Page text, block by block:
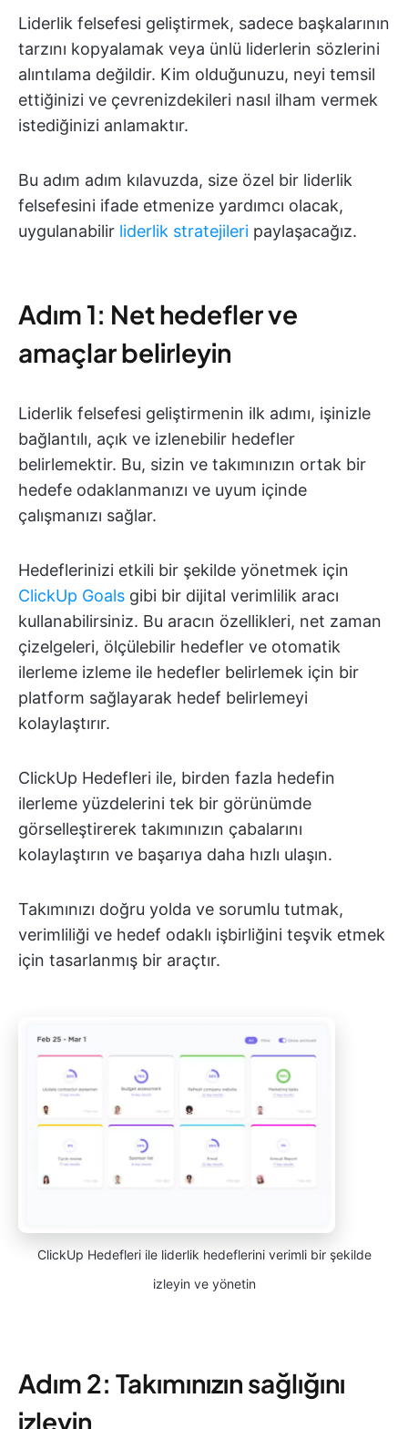
Liderlik felsefesi geliştirmek, sadece başkalarının
tarzını kopyalamak veya ünlü liderlerin sözlerini
alıntılama değildir. Kim olduğunuzu, neyi temsil
ettiğinizi ve çevrenizdekileri nasıl ilham vermek
istediğinizi anlamaktır.
Bu adım adım kılavuzda, size özel bir liderlik
felsefesini ifade etmenize yardımcı olacak,
uygulanabilir liderlik stratejileri paylaşacağız.
Adım 1: Net hedefler ve
amaçlar belirleyin
Liderlik felsefesi geliştirmenin ilk adımı, işinizle
bağlantılı, açık ve izlenebilir hedefler
belirlemektir. Bu, sizin ve takımınızın ortak bir
hedefe odaklanmanızı ve uyum içinde
çalışmanızı sağlar.
Hedeflerinizi etkili bir şekilde yönetmek için
ClickUp Goals gibi bir dijital verimlilik aracı
kullanabilirsiniz. Bu aracın özellikleri, net zaman
çizelgeleri, ölçülebilir hedefler ve otomatik
ilerleme izleme ile hedefler belirlemek için bir
platform sağlayarak hedef belirlemeyi
kolaylaştırır.
ClickUp Hedefleri ile, birden fazla hedefin
ilerleme yüzdelerini tek bir görünümde
görselleştirerek takımınızın çabalarını
kolaylaştırın ve başarıya daha hızlı ulaşın.
Takımınızı doğru yolda ve sorumlu tutmak,
verimliliği ve hedef odaklı işbirliğini teşvik etmek
için tasarlanmış bir araçtır.
ClickUp Hedefleri ile liderlik hedeflerini verimli bir şekilde
izleyin ve yönetin
Adım 2: Takımınızın sağlığını
izleyin